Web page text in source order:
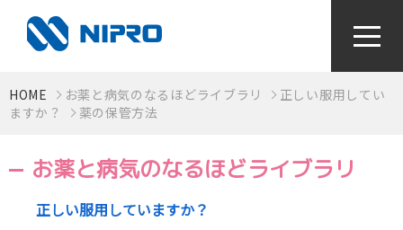
かかりつけ薬局をつくろう！
お薬と病気のなるほどライブラリ
視て！聴いて！知っとく健康動画
HOME お薬と病気のなるほどライブラリ
正しい服用してい
ますか？
薬の保管方法
お薬と病気のなるほどライブラリ
正しい服用していますか？